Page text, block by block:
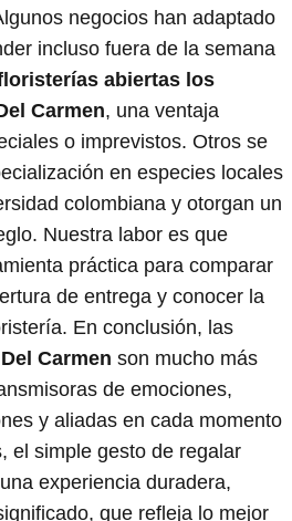
negocios han adaptado
incluso fuera de la semana
abiertas los
Carmen, una ventaja
o imprevistos. Otros se
en especies locales
colombiana y otorgan un
Nuestra labor es que
práctica para comparar
de entrega y conocer la
En conclusión, las
Carmen son mucho más
de emociones,
y aliadas en cada momento
el simple gesto de regalar
experiencia duradera,
que refleja lo mejor